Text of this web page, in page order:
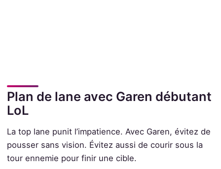
Plan de lane avec Garen débutant
LoL
La top lane punit l’impatience. Avec Garen, évitez de
pousser sans vision. Évitez aussi de courir sous la
tour ennemie pour finir une cible.